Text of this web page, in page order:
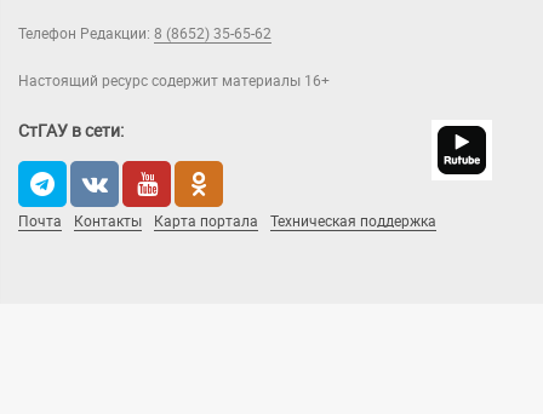
Телефон Редакции: 8 (8652) 35-65-62
Настоящий ресурс содержит материалы 16+
СтГАУ в сети:
Почта Контакты Карта портала Техническая поддержка